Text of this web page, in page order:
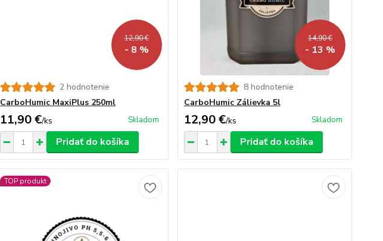
12,90 €
- 8 %
2 hodnotenie
CarboHumic MaxiPlus 250ml
11,90 €/ks Skladom
Pridať do košíka
14,90 €
- 13 %
8 hodnotenie
CarboHumic Zálievka 5l
12,90 €/ks Skladom
Pridať do košíka
TOP produkt